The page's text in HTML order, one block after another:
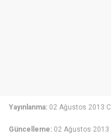
Yayınlanma: 02 Ağustos 2013
Güncelleme: 02 Ağustos 2013